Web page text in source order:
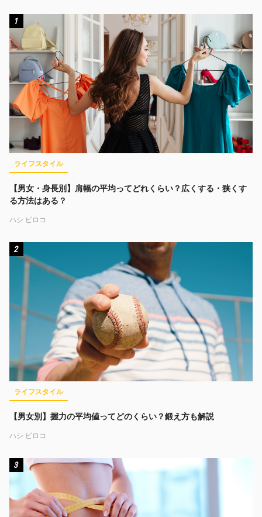
1
ライフスタイル
【男女・身長別】肩幅の平均ってどれくらい？広くする・狭くす
る方法はある？
ハシ ビロコ
2
ライフスタイル
【男女別】握力の平均値ってどのくらい？鍛え方も解説
ハシ ビロコ
3